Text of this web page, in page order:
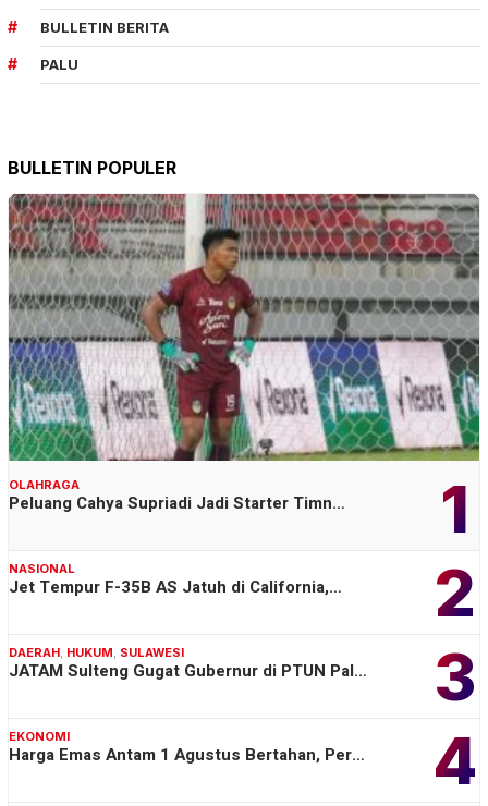
BULLETIN BERITA
PALU
BULLETIN POPULER
1
OLAHRAGA
Peluang Cahya Supriadi Jadi Starter Timn…
2
NASIONAL
Jet Tempur F-35B AS Jatuh di California,…
3
DAERAH, HUKUM, SULAWESI
JATAM Sulteng Gugat Gubernur di PTUN Pal…
4
EKONOMI
Harga Emas Antam 1 Agustus Bertahan, Per…